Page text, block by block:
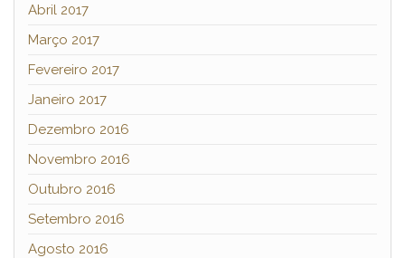
Abril 2017
Março 2017
Fevereiro 2017
Janeiro 2017
Dezembro 2016
Novembro 2016
Outubro 2016
Setembro 2016
Agosto 2016